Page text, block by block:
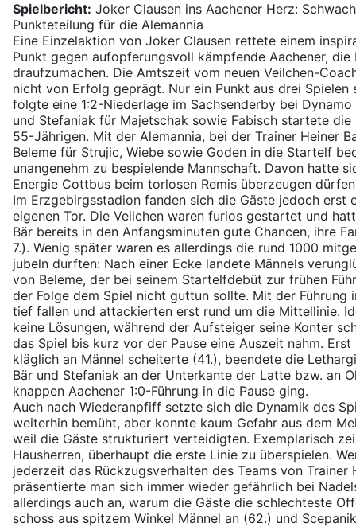
Spielbericht: Joker Clausen ins Aachener Herz:
Punkteteilung für die Alemannia
Eine Einzelaktion von Joker Clausen rettete einem
Punkt gegen aufopferungsvoll kämpfende Aachener, die
draufzumachen. Die Amtszeit vom neuen Veilchen-
nicht von Erfolg geprägt. Nur ein Punkt aus drei
folgte eine 1:2-Niederlage im Sachsenderby bei
und Stefaniak für Majetschak sowie Fabisch startete
55-Jährigen. Mit der Alemannia, bei der Trainer Heiner
Beleme für Strujic, Wiebe sowie Goden in die Startelf
unangenehm zu bespielende Mannschaft. Davon hatte
Energie Cottbus beim torlosen Remis überzeugen
Im Erzgebirgsstadion fanden sich die Gäste jedoch erst
eigenen Tor. Die Veilchen waren furios gestartet und
Bär bereits in den Anfangsminuten gute Chancen, ihre
7.). Wenig später waren es allerdings die rund 1000
jubeln durften: Nach einer Ecke landete Männels
von Beleme, der bei seinem Startelfdebüt zur frühen
der Folge dem Spiel nicht guttun sollte. Mit der Führung
tief fallen und attackierten erst rund um die Mittellinie.
keine Lösungen, während der Aufsteiger seine Konter
das Spiel bis kurz vor der Pause eine Auszeit nahm.
kläglich an Männel scheiterte (41.), beendete die
Bär und Stefaniak an der Unterkante der Latte bzw. an
knappen Aachener 1:0-Führung in die Pause ging.
Auch nach Wiederanpfiff setzte sich die Dynamik des
weiterhin bemüht, aber konnte kaum Gefahr aus dem
weil die Gäste strukturiert verteidigten. Exemplarisch
Hausherren, überhaupt die erste Linie zu überspielen.
jederzeit das Rückzugsverhalten des Teams von Trainer
präsentierte man sich immer wieder gefährlich bei
allerdings auch an, warum die Gäste die schlechteste
schoss aus spitzem Winkel Männel an (62.) und